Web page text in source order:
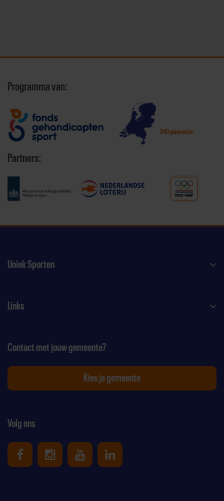
Programma van:
340 gemeenten
Partners:
Uniek Sporten
Links
Volg ons
Uniek Sporten op Facebook
Uniek Sporten op Instagram
Uniek Sporten op Youtube
Uniek Sporten op
Contact met jouw gemeente?
Kies je gemeente